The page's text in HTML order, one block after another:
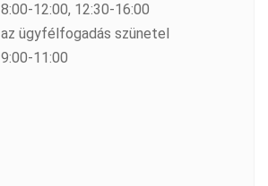
8:00-12:00, 12:30-16:00
az ügyfélfogadás szünetel
9:00-11:00